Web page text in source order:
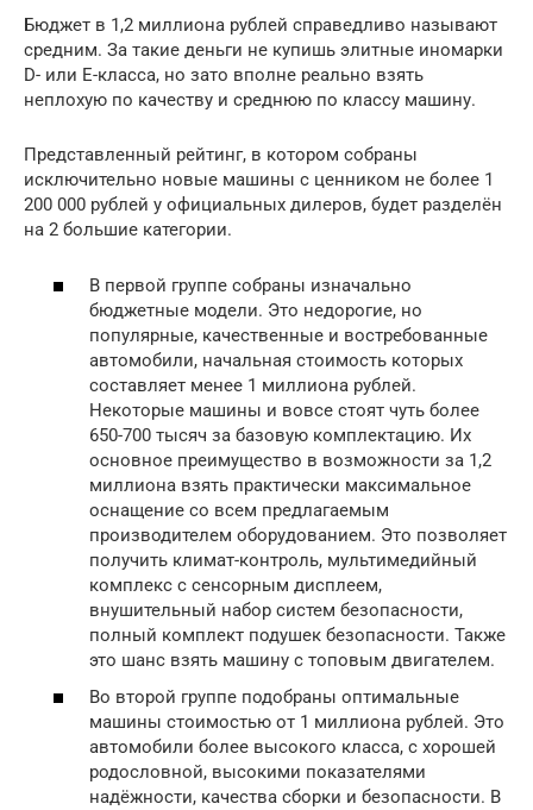
Бюджет в 1,2 миллиона рублей справедливо называют
средним. За такие деньги не купишь элитные иномарки
D- или E-класса, но зато вполне реально взять
неплохую по качеству и среднюю по классу машину.
Представленный рейтинг, в котором собраны
исключительно новые машины с ценником не более 1
200 000 рублей у официальных дилеров, будет разделён
на 2 большие категории.
В первой группе собраны изначально
бюджетные модели. Это недорогие, но
популярные, качественные и востребованные
автомобили, начальная стоимость которых
составляет менее 1 миллиона рублей.
Некоторые машины и вовсе стоят чуть более
650-700 тысяч за базовую комплектацию. Их
основное преимущество в возможности за 1,2
миллиона взять практически максимальное
оснащение со всем предлагаемым
производителем оборудованием. Это позволяет
получить климат-контроль, мультимедийный
комплекс с сенсорным дисплеем,
внушительный набор систем безопасности,
полный комплект подушек безопасности. Также
это шанс взять машину с топовым двигателем.
Во второй группе подобраны оптимальные
машины стоимостью от 1 миллиона рублей. Это
автомобили более высокого класса, с хорошей
родословной, высокими показателями
надёжности, качества сборки и безопасности. В